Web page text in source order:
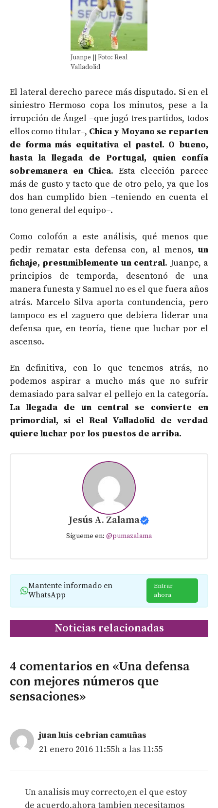
Juanpe || Foto: Real
Valladolid
El lateral derecho parece más disputado. Si en el
siniestro Hermoso copa los minutos, pese a la
irrupción de Ángel –que jugó tres partidos, todos
ellos como titular–, Chica y Moyano se reparten
de forma más equitativa el pastel. O bueno,
hasta la llegada de Portugal, quien confía
sobremanera en Chica. Esta elección parece
más de gusto y tacto que de otro pelo, ya que los
dos han cumplido bien –teniendo en cuenta el
tono general del equipo–.
Como colofón a este análisis, qué menos que
pedir rematar esta defensa con, al menos, un
fichaje, presumiblemente un central. Juanpe, a
principios de temporda, desentonó de una
manera funesta y Samuel no es el que fuera años
atrás. Marcelo Silva aporta contundencia, pero
tampoco es el zaguero que debiera liderar una
defensa que, en teoría, tiene que luchar por el
ascenso.
En definitiva, con lo que tenemos atrás, no
podemos aspirar a mucho más que no sufrir
demasiado para salvar el pellejo en la categoría.
La llegada de un central se convierte en
primordial, si el Real Valladolid de verdad
quiere luchar por los puestos de arriba.
Jesús A. Zalama
Sígueme en: @pumazalama
Mantente informado en
WhatsApp
Entrar
ahora
Noticias relacionadas
4 comentarios en «Una defensa
con mejores números que
sensaciones»
juan luis cebrian camuñas
21 enero 2016 11:55h a las 11:55
Un analisis muy correcto,en el que estoy
de acuerdo,ahora tambien necesitamos